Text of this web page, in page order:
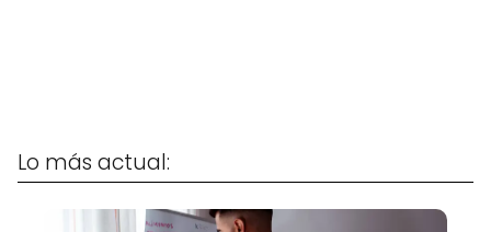
Lo más actual: